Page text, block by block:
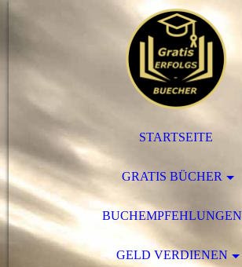
STARTSEITE
GRATIS BÜCHER
BUCHEMPFEHLUNGEN
GELD VERDIENEN